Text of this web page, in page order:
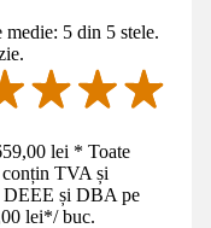
medie: 5 din 5 stele.
lei * Toate
TVA și
DEEE și DBA pe
lei*/ buc.